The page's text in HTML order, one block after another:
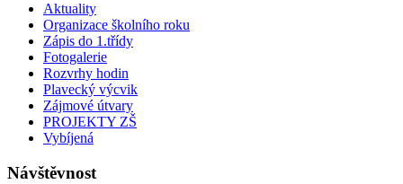
Aktuality
Organizace školního roku
Zápis do 1.třídy
Fotogalerie
Rozvrhy hodin
Plavecký výcvik
Zájmové útvary
PROJEKTY ZŠ
Vybíjená
Návštěvnost